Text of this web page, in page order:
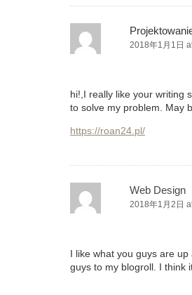
2018年1月1日
hi!,I really like your writing
to solve my problem. May
https://roan24.pl/
Web Design
2018年1月2日
I like what you guys are
guys to my blogroll. I think